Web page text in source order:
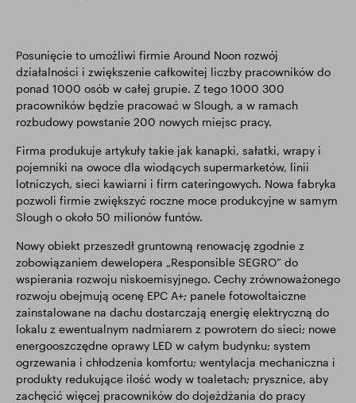
Posunięcie to umożliwi firmie Around Noon rozwój
działalności i zwiększenie całkowitej liczby pracowników do
ponad 1000 osób w całej grupie. Z tego 1000 300
pracowników będzie pracować w Slough, a w ramach
rozbudowy powstanie 200 nowych miejsc pracy.
Firma produkuje artykuły takie jak kanapki, sałatki, wrapy i
pojemniki na owoce dla wiodących supermarketów, linii
lotniczych, sieci kawiarni i firm cateringowych. Nowa fabryka
pozwoli firmie zwiększyć roczne moce produkcyjne w samym
Slough o około 50 milionów funtów.
Nowy obiekt przeszedł gruntowną renowację zgodnie z
zobowiązaniem dewelopera „Responsible SEGRO” do
wspierania rozwoju niskoemisyjnego. Cechy zrównoważonego
rozwoju obejmują ocenę EPC A+; panele fotowoltaiczne
zainstalowane na dachu dostarczają energię elektryczną do
lokalu z ewentualnym nadmiarem z powrotem do sieci; nowe
energooszczędne oprawy LED w całym budynku; system
ogrzewania i chłodzenia komfortu; wentylacja mechaniczna i
produkty redukujące ilość wody w toaletach; prysznice, aby
zachęcić więcej pracowników do dojeżdżania do pracy